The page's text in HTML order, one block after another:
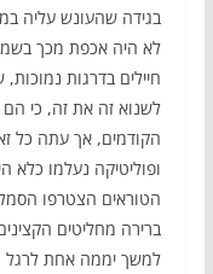
בגידה שהעונש עליה
לא היה אכפת מכך
חיילים בדרגות
לשנוא זה את זה, כי
הקודמים, אך עתה כל
ופוליטיקה נעלמו
הטוראים הצטרפו
ברירה מחליטים
למשך יממה אחת לרגל